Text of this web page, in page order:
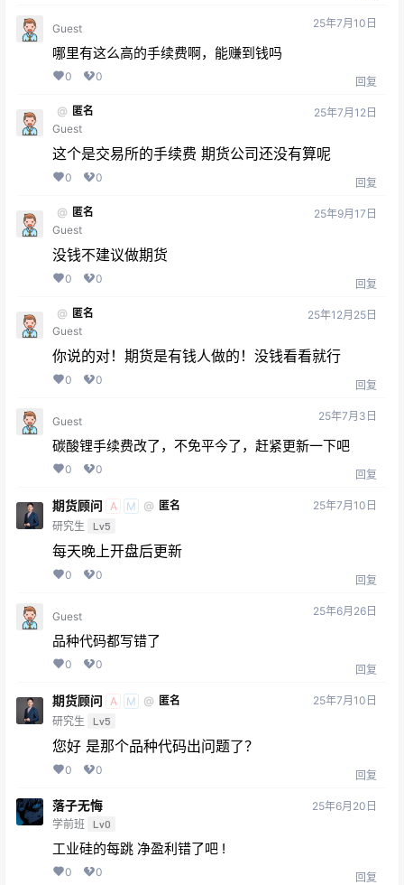
Guest 25年7月10日
哪里有这么高的手续费啊，能赚到钱吗
0 0 回复
@ 匿名
Guest
25年7月12日
这个是交易所的手续费 期货公司还没有算呢
0 0 回复
@ 匿名
Guest
25年9月17日
没钱不建议做期货
0 0 回复
@ 匿名
Guest
25年12月25日
你说的对！期货是有钱人做的！没钱看看就行
0 0 回复
Guest 25年7月3日
碳酸锂手续费改了，不免平今了，赶紧更新一下吧
0 0 回复
期货顾问 A M @ 匿名
研究生
Lv5
25年7月10日
每天晚上开盘后更新
0 0 回复
Guest 25年6月26日
品种代码都写错了
0 0 回复
期货顾问 A M @ 匿名
研究生
Lv5
25年7月10日
您好 是那个品种代码出问题了？
0 0 回复
落子无悔
学前班 Lv0
25年6月20日
工业硅的每跳 净盈利错了吧 !
0 0 回复